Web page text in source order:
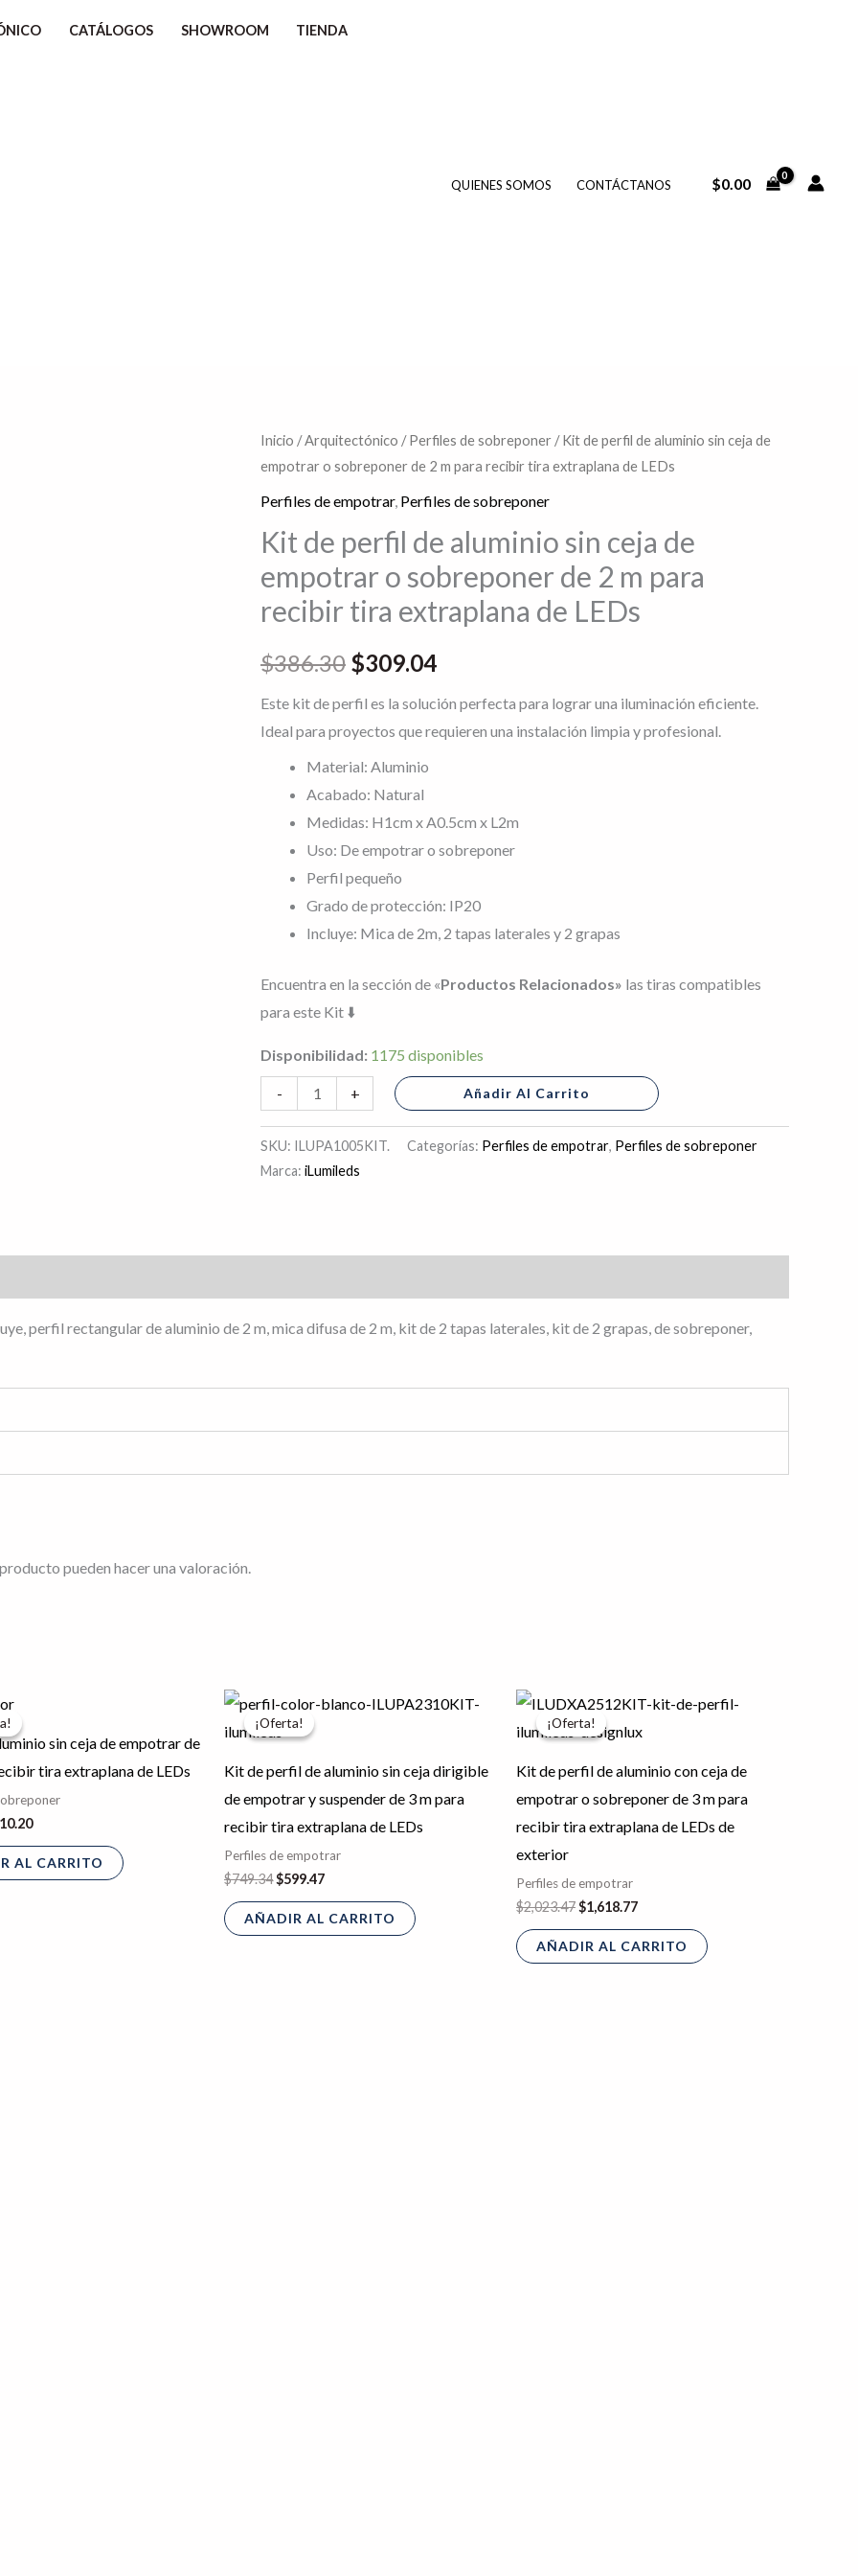
CATÁLOGOS SHOWROOM TIENDA
QUIENES SOMOS CONTÁCTANOS $0.00
Inicio /Arquitectónico /Perfiles de sobreponer / Kit de perfil de aluminio sin ceja de
empotrar o sobreponer de 2 m para recibir tira extraplana de LEDs
Perfiles de empotrar, Perfiles de sobreponer
Kit de perfil de aluminio sin ceja de
empotrar o sobreponer de 2 m para
recibir tira extraplana de LEDs
$386.30
El
precio
original
era:
$386.30.
$309.04
El
precio
actual
es:
$309.04.
Este kit de perfil es la solución perfecta para lograr una iluminación eficiente.
Ideal para proyectos que requieren una instalación limpia y profesional.
Material: Aluminio
Acabado: Natural
Medidas: H1cm x A0.5cm x L2m
Uso: De empotrar o sobreponer
Perfil pequeño
Grado de protección: IP20
Incluye: Mica de 2m, 2 tapas laterales y 2 grapas
Encuentra en la sección de «Productos Relacionados» las tiras compatibles
para este Kit ⬇️
Disponibilidad: 1175 disponibles
-
Kit
de
perfil
aluminio
sin
ceja
empotrar
sobreponer
recibir
extraplana
cantidad
+ Añadir Al Carrito
SKU: ILUPA1005KIT. Categorías: Perfiles de empotrar, Perfiles de sobreponer
Marca: iLumileds
perfil rectangular de aluminio de 2 m, mica difusa de 2 m, kit de 2 tapas laterales, kit de 2 grapas, de sobreponer,
pueden hacer una valoración.
sin ceja de empotrar de
tira extraplana de LEDs
es:
$410.20.
AL CARRITO
¡Oferta!
¡Oferta!
Kit de perfil de aluminio sin ceja dirigible
de empotrar y suspender de 3 m para
recibir tira extraplana de LEDs
Perfiles de empotrar
$749.34
precio
original
$749.34.
$599.47
El
precio
$599.47.
AÑADIR AL CARRITO
¡Oferta!
¡Oferta!
Kit de perfil de aluminio con ceja de
empotrar o sobreponer de 3 m para
recibir tira extraplana de LEDs de
exterior
Perfiles de empotrar
$2,023.47
El
precio
original
$2,023.47.
$1,618.77
El
precio
actual
$1,618.77.
AÑADIR AL CARRITO